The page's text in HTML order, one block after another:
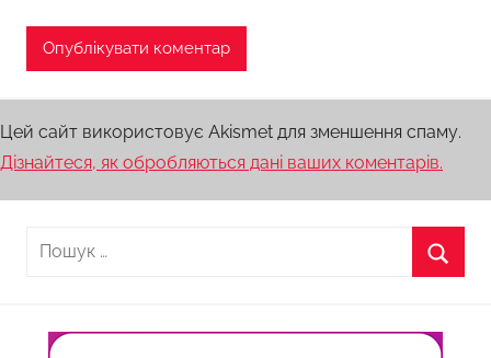
Цей сайт використовує Akismet для зменшення спаму.
Дізнайтеся, як обробляються дані ваших коментарів.
Пошук: